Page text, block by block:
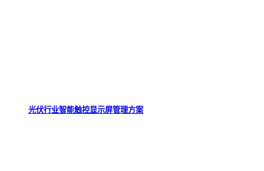
光伏行业智能触控显示屏管理方案